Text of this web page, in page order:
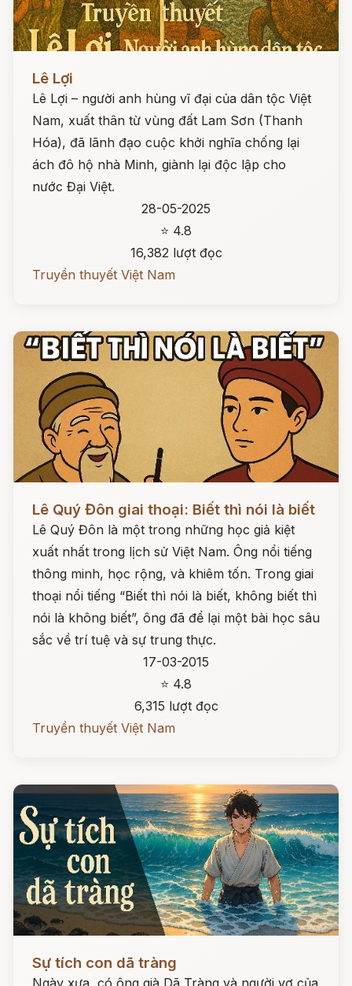
Lê Lợi
Lê Lợi – người anh hùng vĩ đại của dân tộc Việt
Nam, xuất thân từ vùng đất Lam Sơn (Thanh
Hóa), đã lãnh đạo cuộc khởi nghĩa chống lại
ách đô hộ nhà Minh, giành lại độc lập cho
nước Đại Việt.
28-05-2025
⭐ 4.8
16,382 lượt đọc
Truyền thuyết Việt Nam
Lê Quý Đôn giai thoại: Biết thì nói là biết
Lê Quý Đôn là một trong những học giả kiệt
xuất nhất trong lịch sử Việt Nam. Ông nổi tiếng
thông minh, học rộng, và khiêm tốn. Trong giai
thoại nổi tiếng “Biết thì nói là biết, không biết thì
nói là không biết”, ông đã để lại một bài học sâu
sắc về trí tuệ và sự trung thực.
17-03-2015
⭐ 4.8
6,315 lượt đọc
Truyền thuyết Việt Nam
Sự tích con dã tràng
Ngày xưa, có ông già Dã Tràng và người vợ của